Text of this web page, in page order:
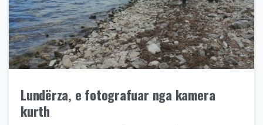
Lundërza, e fotografuar nga kamera
kurth